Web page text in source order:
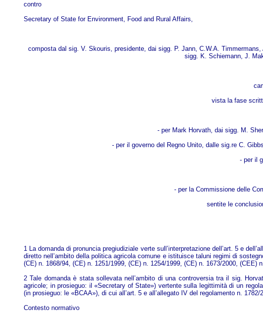
contro
Secretary of State for Environment, Food and Rural Affairs,
composta dal sig. V. Skouris, presidente, dai sigg. P. Jann, C.W.A.
sigg. K. Schiemann, J.
vista la fase
- per Mark Horvath, dai sigg. M.
- per il governo del Regno Unito, dalle sig.re C.
- per il
- per la Commissione delle
sentite le
1 La domanda di pronuncia pregiudiziale verte sull’interpretazione dell’art. 5 e
diretto nell’ambito della politica agricola comune e istituisce taluni regimi di
(CE) n. 1868/94, (CE) n. 1251/1999, (CE) n. 1254/1999, (CE) n. 1673/2000, (CEE)
2 Tale domanda è stata sollevata nell’ambito di una controversia tra il sig.
agricole; in prosieguo: il «Secretary of State») vertente sulla legittimità di un
(in prosieguo: le «BCAA»), di cui all’art. 5 e all’allegato IV del regolamento n. 1782/
Contesto normativo